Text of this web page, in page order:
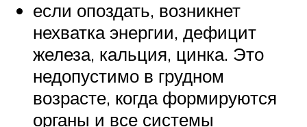
если опоздать, возникнет
нехватка энергии, дефицит
железа, кальция, цинка. Это
недопустимо в грудном
возрасте, когда формируются
органы и все системы